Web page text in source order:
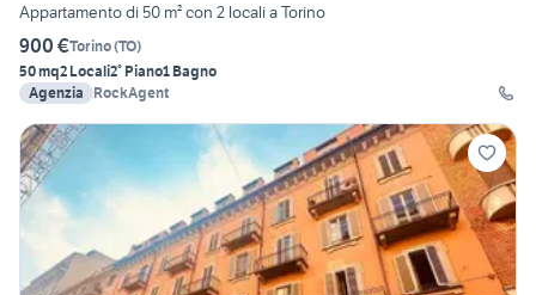
Appartamento di 50 m² con 2 locali a Torino
900 €Torino(TO)
50 mq2 Locali2° Piano1 Bagno
Agenzia
RockAgent